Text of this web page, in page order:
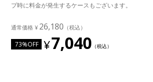
プ時に料金が発生するケースもございます。
26,180
73%OFF 7,040